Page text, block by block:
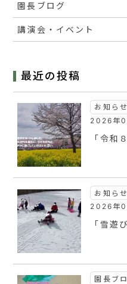
園長ブログ
講演会・イベント
最近の投稿
お知らせ
2026年
「令和
お知らせ
2026年
「雪遊
園長ブ